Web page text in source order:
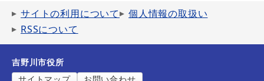
サイトの利用について
個人情報の取扱い
RSSについて
吉野川市役所